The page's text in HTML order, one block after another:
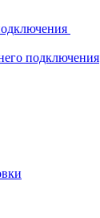
подключения